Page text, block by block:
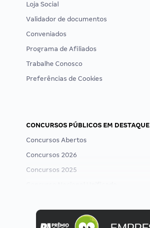
Loja Social
Validador de documentos
Conveniados
Programa de Afiliados
Trabalhe Conosco
Preferências de Cookies
CONCURSOS PÚBLICOS EM DESTAQUE
Concursos Abertos
Concursos 2026
Concursos 2025
Concurso MPU